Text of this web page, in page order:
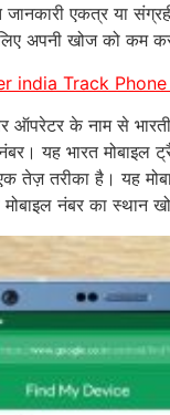
एकत्र या
अपनी खोज को कम
india Track
ऑपरेटर के नाम से
यह भारत
तेज़ तरीका है। यह
नंबर का स्थान